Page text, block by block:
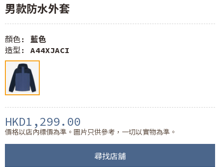
男款防水外套
顏色: 藍色
造型: A44XJACI
HKD1,299.00
價格以店內標價為準。圖片只供參考，一切以實物為準。
尋找店舖